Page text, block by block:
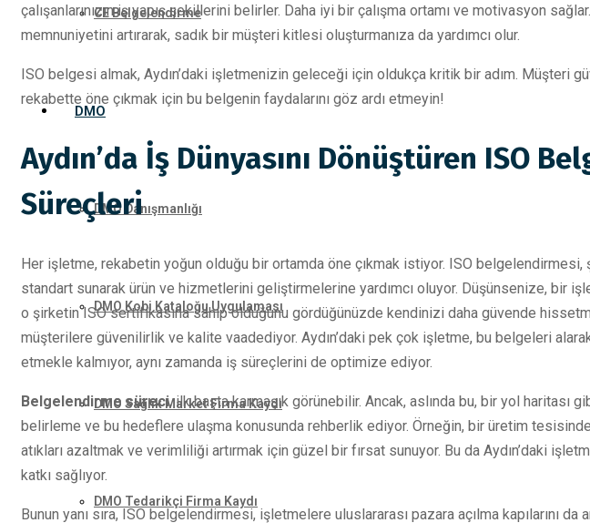
CE Belgelendirme
DMO
DMO Danışmanlığı
DMO Kobi Kataloğu Uygulaması
DMO Sağlık Market Firma Kaydı
DMO Tedarikçi Firma Kaydı
çalışanlarınızın iş yapış şekillerini belirler. Daha iyi bir çalışma ortamı ve motivasyon
memnuniyetini artırarak, sadık bir müşteri kitlesi oluşturmanıza da yardımcı olur.
ISO belgesi almak, Aydın’daki işletmenizin geleceği için oldukça kritik bir adım. Müşteri
rekabette öne çıkmak için bu belgenin faydalarını göz ardı etmeyin!
Aydın’da İş Dünyasını Dönüştüren ISO
Süreçleri
Her işletme, rekabetin yoğun olduğu bir ortamda öne çıkmak istiyor. ISO
standart sunarak ürün ve hizmetlerini geliştirmelerine yardımcı oluyor. Düşünsenize, bir
o şirketin ISO sertifikasına sahip olduğunu gördüğünüzde kendinizi daha güvende
müşterilere güvenilirlik ve kalite vaadediyor. Aydın’daki pek çok işletme, bu belgeleri
etmekle kalmıyor, aynı zamanda iş süreçlerini de optimize ediyor.
Belgelendirme süreci, ilk başta karmaşık görünebilir. Ancak, aslında bu, bir yol haritası
belirleme ve bu hedeflere ulaşma konusunda rehberlik ediyor. Örneğin, bir üretim
atıkları azaltmak ve verimliliği artırmak için güzel bir fırsat sunuyor. Bu da Aydın’daki
katkı sağlıyor.
Bunun yanı sıra, ISO belgelendirmesi, işletmelere uluslararası pazara açılma kapılarını da